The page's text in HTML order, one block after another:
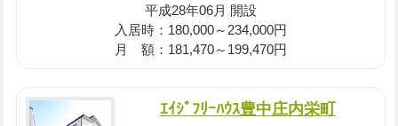
平成28年06月 開設
入居時：180,000～234,000円
月 額：181,470～199,470円
ｴｲｼﾞﾌﾘｰﾊｳｽ豊中庄内栄町